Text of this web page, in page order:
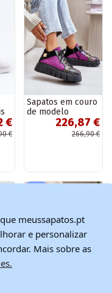
€
€
Sapatos em couro
de modelo
esportivo com
plataforma Para
Turiciejka 06767-
226,87 €
266,90 €
meussapatos.pt
e personalizar
Mais sobre as